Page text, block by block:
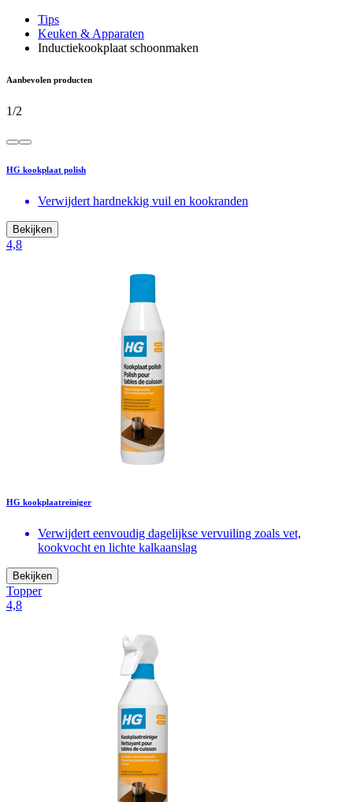
Tips
Keuken & Apparaten
Inductiekookplaat schoonmaken
Aanbevolen producten
1/2
HG kookplaat polish
Verwijdert hardnekkig vuil en kookranden
Bekijken
4,8
HG kookplaatreiniger
Verwijdert eenvoudig dagelijkse vervuiling zoals vet,
kookvocht en lichte kalkaanslag
Bekijken
Topper
4,8